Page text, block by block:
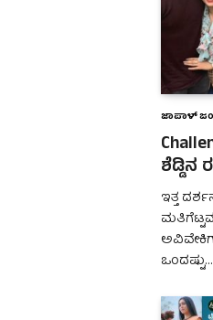
ಜಾಪಾಳ್
ಇತ್ತ
ಒಂದಷ್ಟು…